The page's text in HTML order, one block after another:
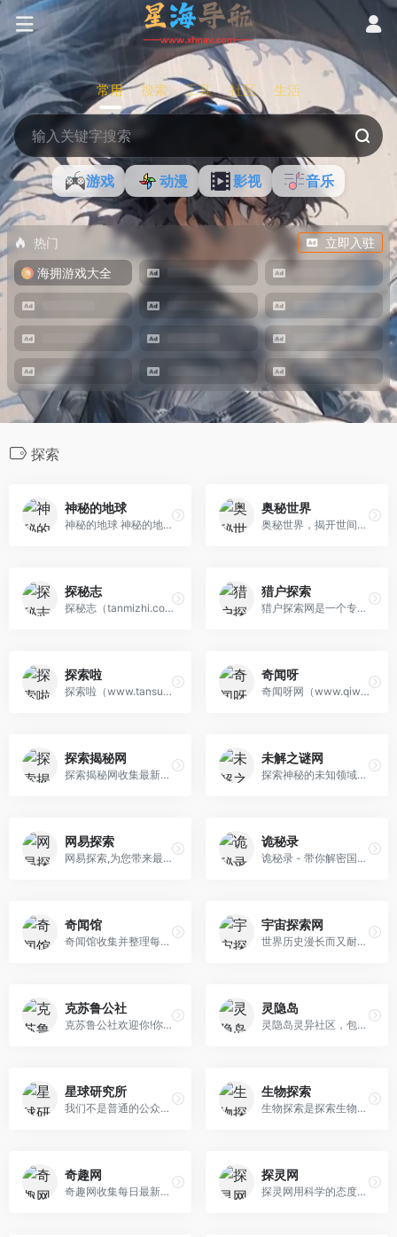
常用 搜索 工具 社区 生活
游戏 动漫 影视 音乐
热门
立即入驻
海拥游戏大全
探索
神秘的地球
神秘的地球 神秘的地球网站内容涉及宇宙奥秘、航空航天、动物世界、植物世界、远古生物、考古发现、自然现象、未解之谜、UFO、水怪、野人、奇闻怪事、国家地理、旅游探险、历史军事、探索发现、科技新知等等。
奥秘世界
奥秘世界，揭开世间一切奥秘！奥秘世界专注于搜集整理地球、宇宙、灵异、奇闻、历史、考古等全方面知识,为您提供全面的综合知识阅读学习平台。
探秘志
探秘志（tanmizhi.com），探寻世界未解之谜，人类未解之谜，自然生物未解之谜，宇宙未解之谜，ufo未解之谜；科学探索发现世界万物奇闻趣事，揭秘灵异 恐怖事件图片背后的真相！
猎户探索
猎户探索网是一个专业的UFO与外星人探索网站。分享全球UFO目击视频,UFO事件,外星人与蜥蜴人研究,麦田怪圈图片,光明会真相,2023不明飞行物,太阳UFO探索。
探索啦
探索啦（www.tansuola.com）,一个关于奇闻探索的网站，收集了全球最奇特的奇闻故事，全世界范围内的奇闻探索，历史探索，自然探索，历史人物故事，以 及世界之最等。如果你热爱探索，就来探索啦。
奇闻呀
奇闻呀网（www.qiwenya.com），一家综合性的探索门户网站，为你报道世界上那些不为人知的奇闻异事，未解之谜，奇闻趣事，宇宙奥秘等，满足广大网民的 好奇心理，丰富网民的娱乐生活。看奇闻，就上奇闻呀。
探索揭秘网
探索揭秘网收集最新最奇的未解之谜，天下奇观，埃及金字塔未解之谜，宇宙之谜，百慕大三角之谜，月球之谜等世界未解之谜及考古发现，天下奇闻异事等各类最新热门话题，揭秘人类的未解之谜。
未解之谜网
探索神秘的未知领域，破解尘封的悬疑之谜，揭开大千世界的真相，解密人类乃至世界未解之谜大全，一切尽在未解之谜网。
网易探索
网易探索,为您带来最新最全的科学新闻,精彩的科学图片,神奇的未解之谜,让您普及科普知识,纵览天文奇观,了解动物植物,保护自然环境,并有原创连载科幻文学和科学刊物介绍。
诡秘录
诡秘录 - 带你解密国内外最不可思议的灵异事件，探索发现更多世界未解之谜、奇闻异事，探寻世界之最大全、吉尼斯世界纪录！
奇闻馆
奇闻馆收集并整理每日最新的奇闻趣事,未解之谜,奇趣自然,猎奇怪事,天下奇闻等各类奇闻怪事。如果你喜欢看这些猎奇新闻，就上奇闻馆。
宇宙探索网
世界历史漫长而又耐人寻味，在其进程中，还存在着众多悬而未解的问题。诸如金字塔的神秘力量、埃及艳后芳魂归处、拿破仑死因何在、前苏联解体内幕、玛丽莲梦露神秘之死、耶路撒冷重宝遗失何处、马丘比丘为何废弃、百慕大迷雾重重、尼斯湖怪兽神龙见首不见尾、不明飞行物造访地球等，这些历史疑案极富传奇与神秘色彩，有的还包含着 理解历史演进的关键细节，它们所散发的神秘魅力，像磁石般吸引着人们好奇的目光，并刺激着人们探究其真相的强烈兴趣。在对种种历史谜题的破译和解析中，人们不仅能获得知识上的收 益，也可以得到愉快的精神体验。 本栏目对历史未解之谜的探索，部分文章中史料与实物证据并举，使众多富有传奇色彩的历史谜题掀开其神秘面纱，给人们一窥真相的阅读快感。在这种严肃而充满趣味的探索中，不但披露了大量鲜为人知的细节，再现了历史的丰富与变幻，同时让读者从中获得思考与发现的乐趣。
克苏鲁公社
克苏鲁公社欢迎你!你可以在这找到克苏鲁神话中外神、旧日支配者、神话生物、调查员相关资料，以及克苏鲁小说,游戏,跑团等。
灵隐岛
灵隐岛灵异社区，包含真实的灵异事件，各种恐怖鬼故事、恐怖鬼片、灵异图片，以及丰富的灵异故事，灵异视频等，是最大、最具影响力的灵异论坛。
星球研究所
我们不是普通的公众号，10-30天打磨出一篇原创文章，只因为我们相信在中文新媒体领域一定会有像National Geographic、BBC这样追求极致作品的机构出现 。星球研究所正努力成为其中之一，带你坐地日行八万里，了解这个地球以及太阳系所发生的一切。
生物探索
生物探索是探索生物科技价值的新媒体门户，致力于生命科学领域前沿生物技术和成功商业模式的传播。网站从最新研究、人物访谈、产业动态、活动发布等模块，为国内外生物领域人事提供最新资讯报道。作为行业内最具影响力的自媒体平台，我们全力打造自己的媒体矩阵，为企业、个人提供自媒体渠道，促进产品推广，打造自身品牌。
奇趣网
奇趣网收集每日最新的奇闻趣事，奇闻异事，奇闻怪事，天下奇闻，灵异恐怖，未解之谜，奇趣自然，外星奥秘，科学探索，猎奇怪事，世界之最，历史真相趣闻。奇趣网（www.qiqu.net）探秘天下未解之谜 分享全球奇闻趣事。
探灵网
探灵网用科学的态度解密世界灵异事件，为探友们提供故宫灵异事件、校园灵异事件真相，探索发现更多宇宙未解之谜、ufo事件。体验灵异奇闻就上探灵网。